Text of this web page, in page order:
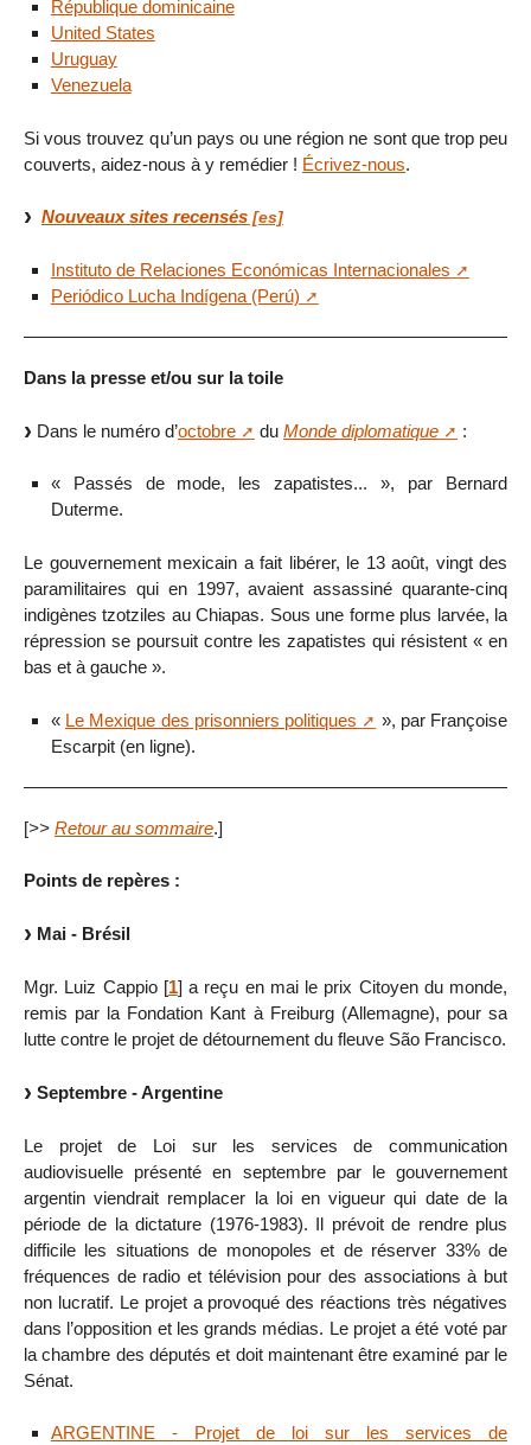
République dominicaine
United States
Uruguay
Venezuela
Si vous trouvez qu’un pays ou une région ne sont que trop peu
couverts, aidez-nous à y remédier ! Écrivez-nous.
Nouveaux sites recensés
Instituto de Relaciones Económicas Internacionales
Periódico Lucha Indígena (Perú)
Dans la presse et/ou sur la toile
Dans le numéro d’octobre du Monde diplomatique :
« Passés de mode, les zapatistes... », par Bernard
Duterme.
Le gouvernement mexicain a fait libérer, le 13 août, vingt des
paramilitaires qui en 1997, avaient assassiné quarante-cinq
indigènes tzotziles au Chiapas. Sous une forme plus larvée, la
répression se poursuit contre les zapatistes qui résistent « en
bas et à gauche ».
« Le Mexique des prisonniers politiques
», par Françoise
Escarpit (en ligne).
[>> Retour au sommaire.]
Points de repères :
Mai - Brésil
Mgr. Luiz Cappio[1] a reçu en mai le prix Citoyen du monde,
remis par la Fondation Kant à Freiburg (Allemagne), pour sa
lutte contre le projet de détournement du fleuve São Francisco.
Septembre - Argentine
Le projet de Loi sur les services de communication
audiovisuelle présenté en septembre par le gouvernement
argentin viendrait remplacer la loi en vigueur qui date de la
période de la dictature (1976-1983). Il prévoit de rendre plus
difficile les situations de monopoles et de réserver 33% de
fréquences de radio et télévision pour des associations à but
non lucratif. Le projet a provoqué des réactions très négatives
dans l’opposition et les grands médias. Le projet a été voté par
la chambre des députés et doit maintenant être examiné par le
Sénat.
ARGENTINE - Projet de loi sur les services de